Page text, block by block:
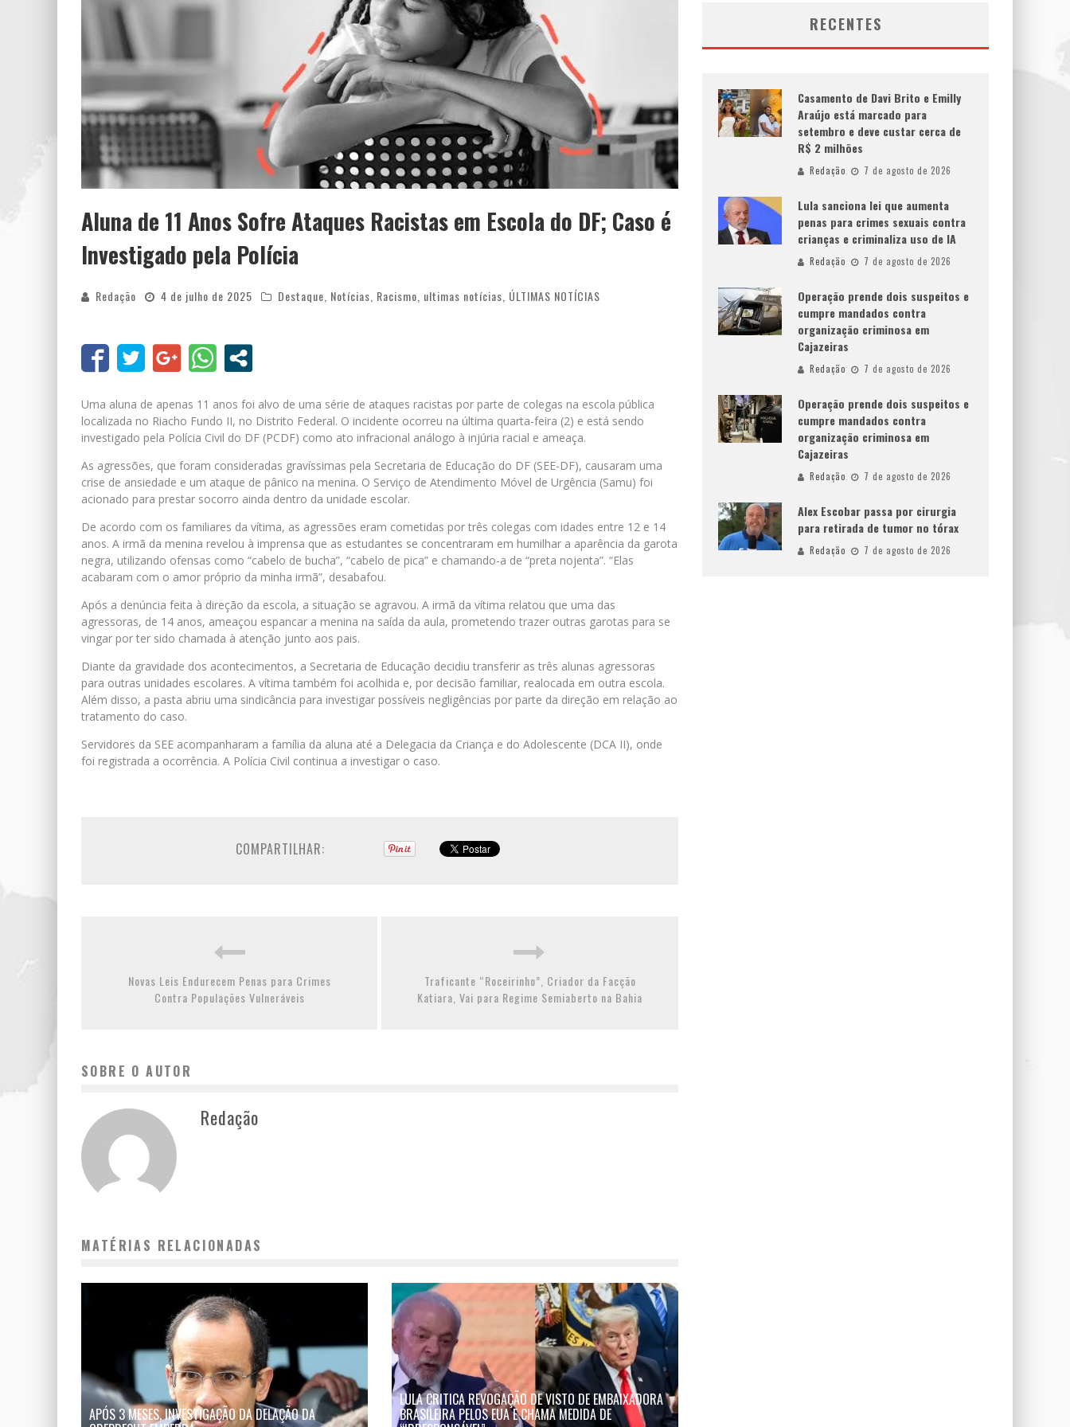
Aluna de 11 Anos Sofre Ataques Racistas em Escola do DF; Caso é
Investigado pela Polícia
Redação 4 de julho de 2025 Destaque Notícias Racismo ultimas notícias ÚLTIMAS NOTÍCIAS
Uma aluna de apenas 11 anos foi alvo de uma série de ataques racistas por parte de colegas na escola pública
localizada no Riacho Fundo II, no Distrito Federal. O incidente ocorreu na última quarta-feira (2) e está sendo
investigado pela Polícia Civil do DF (PCDF) como ato infracional análogo à injúria racial e ameaça.
As agressões, que foram consideradas gravíssimas pela Secretaria de Educação do DF (SEE-DF), causaram uma
crise de ansiedade e um ataque de pânico na menina. O Serviço de Atendimento Móvel de Urgência (Samu) foi
acionado para prestar socorro ainda dentro da unidade escolar.
De acordo com os familiares da vítima, as agressões eram cometidas por três colegas com idades entre 12 e 14
anos. A irmã da menina revelou à imprensa que as estudantes se concentraram em humilhar a aparência da garota
negra, utilizando ofensas como “cabelo de bucha”, “cabelo de pica” e chamando-a de “preta nojenta”. “Elas
acabaram com o amor próprio da minha irmã”, desabafou.
Após a denúncia feita à direção da escola, a situação se agravou. A irmã da vítima relatou que uma das
agressoras, de 14 anos, ameaçou espancar a menina na saída da aula, prometendo trazer outras garotas para se
vingar por ter sido chamada à atenção junto aos pais.
Diante da gravidade dos acontecimentos, a Secretaria de Educação decidiu transferir as três alunas agressoras
para outras unidades escolares. A vítima também foi acolhida e, por decisão familiar, realocada em outra escola.
Além disso, a pasta abriu uma sindicância para investigar possíveis negligências por parte da direção em relação ao
tratamento do caso.
Servidores da SEE acompanharam a família da aluna até a Delegacia da Criança e do Adolescente (DCA II), onde
foi registrada a ocorrência. A Polícia Civil continua a investigar o caso.
COMPARTILHAR:
Novas Leis Endurecem Penas para Crimes
Contra Populações Vulneráveis
Traficante “Roceirinho”, Criador da Facção
Katiara, Vai para Regime Semiaberto na Bahia
SOBRE O AUTOR
Redação
MATÉRIAS RELACIONADAS
APÓS 3 MESES, INVESTIGAÇÃO DA DELAÇÃO DA
LULA CRITICA REVOGAÇÃO DE VISTO DE EMBAIXADORA
BRASILEIRA PELOS EUA E CHAMA MEDIDA DE
RECENTES
Casamento de Davi Brito e Emilly
Araújo está marcado para
setembro e deve custar cerca de
R$ 2 milhões
Redação 7 de agosto de 2026
Lula sanciona lei que aumenta
penas para crimes sexuais contra
crianças e criminaliza uso de IA
Redação 7 de agosto de 2026
Operação prende dois suspeitos e
cumpre mandados contra
organização criminosa em
Cajazeiras
Redação 7 de agosto de 2026
Operação prende dois suspeitos e
cumpre mandados contra
organização criminosa em
Cajazeiras
Redação 7 de agosto de 2026
Alex Escobar passa por cirurgia
para retirada de tumor no tórax
Redação 7 de agosto de 2026